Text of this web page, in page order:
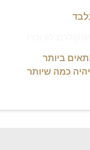
ביותר
כמה שיותר